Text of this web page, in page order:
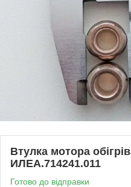
Втулка мотора
ИЛЕА.714241.011
Готово до відправки